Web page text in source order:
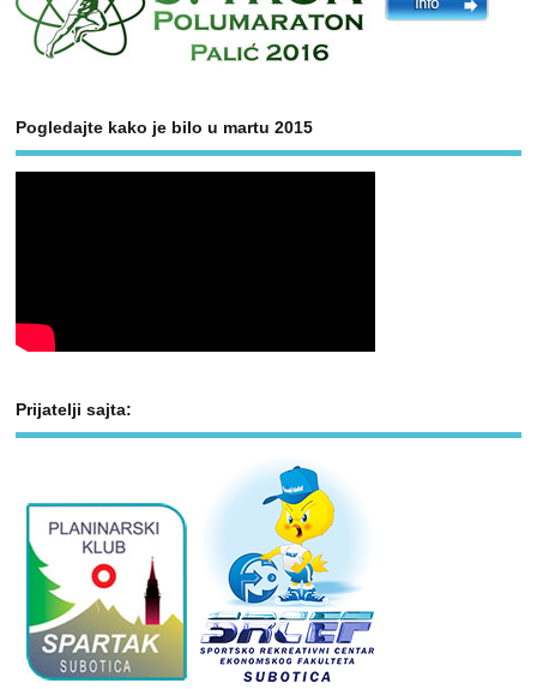
Pogledajte kako je bilo u martu 2015
Prijatelji sajta: